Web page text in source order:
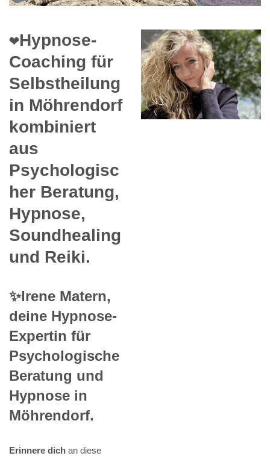
❤️Hypnose-
Coaching für
Selbstheilung
in Möhrendorf
kombiniert
aus
Psychologisc
her Beratung,
Hypnose,
Soundhealing
und Reiki.
✨Irene Matern,
deine Hypnose-
Expertin für
Psychologische
Beratung und
Hypnose in
Möhrendorf.
Erinnere dich an diese